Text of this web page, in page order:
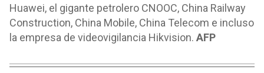
Huawei, el gigante petrolero CNOOC, China Railway
Construction, China Mobile, China Telecom e incluso
la empresa de videovigilancia Hikvision. AFP